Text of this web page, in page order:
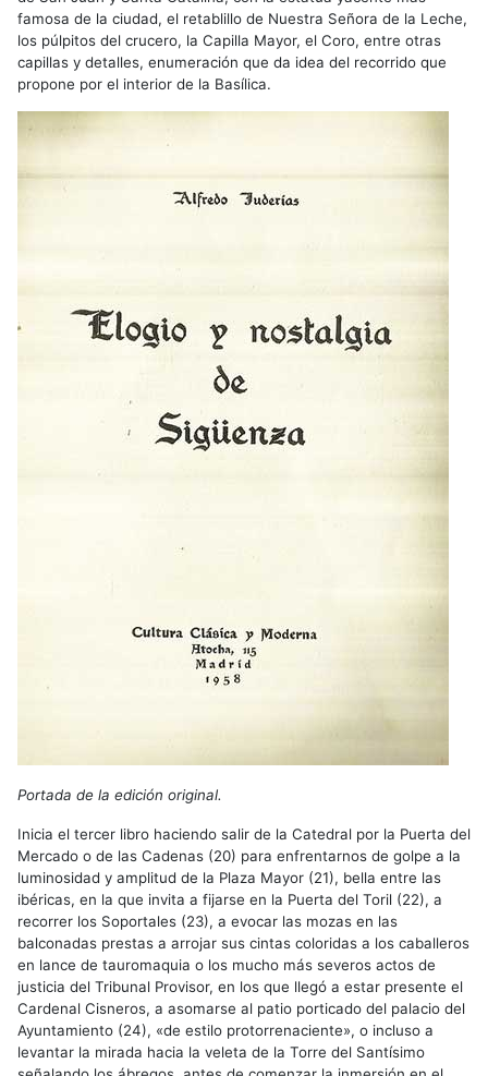
famosa de la ciudad, el retablillo de Nuestra Señora de la Leche,
los púlpitos del crucero, la Capilla Mayor, el Coro, entre otras
capillas y detalles, enumeración que da idea del recorrido que
propone por el interior de la Basílica.
Portada de la edición original.
Inicia el tercer libro haciendo salir de la Catedral por la Puerta del
Mercado o de las Cadenas (20) para enfrentarnos de golpe a la
luminosidad y amplitud de la Plaza Mayor (21), bella entre las
ibéricas, en la que invita a fijarse en la Puerta del Toril (22), a
recorrer los Soportales (23), a evocar las mozas en las
balconadas prestas a arrojar sus cintas coloridas a los caballeros
en lance de tauromaquia o los mucho más severos actos de
justicia del Tribunal Provisor, en los que llegó a estar presente el
Cardenal Cisneros, a asomarse al patio porticado del palacio del
Ayuntamiento (24), «de estilo protorrenaciente», o incluso a
levantar la mirada hacia la veleta de la Torre del Santísimo